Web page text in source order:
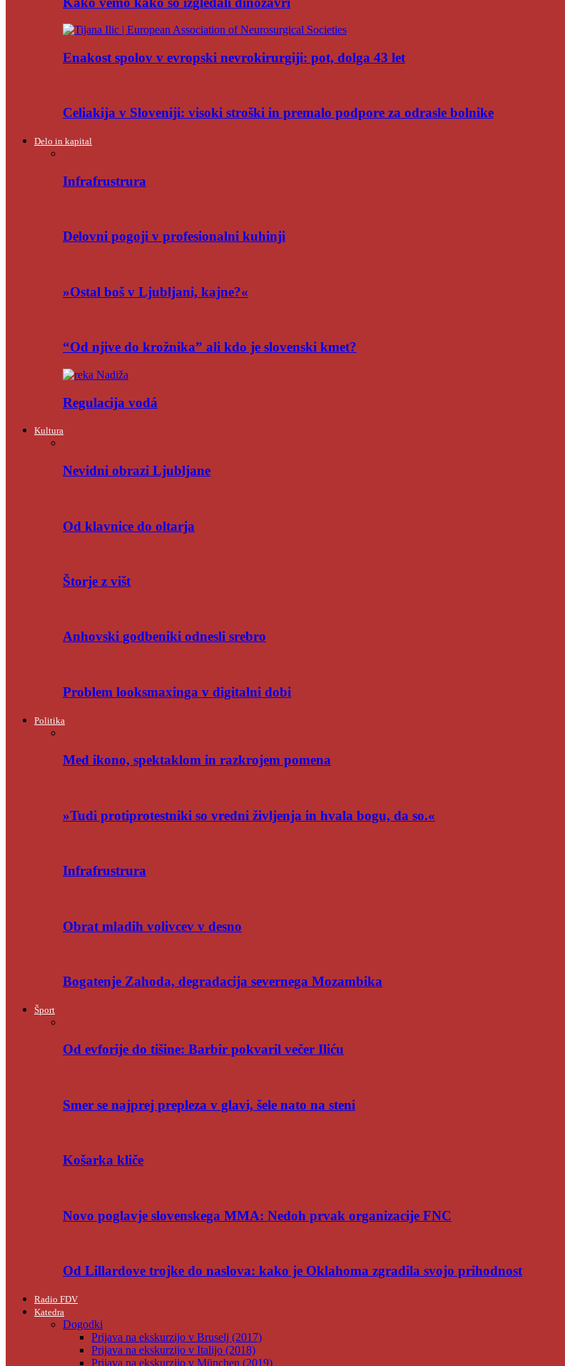
Enakost spolov v evropski nevrokirurgiji: pot, dolga 43 let
Celiakija v Sloveniji: visoki stroški in premalo podpore za odrasle bolnike
Delo in kapital
Infrafrustrura
Delovni pogoji v profesionalni kuhinji
»Ostal boš v Ljubljani, kajne?«
“Od njive do krožnika” ali kdo je slovenski kmet?
Regulacija vodá
Kultura
Nevidni obrazi Ljubljane
Od klavnice do oltarja
Štorje z višt
Anhovski godbeniki odnesli srebro
Problem looksmaxinga v digitalni dobi
Politika
Med ikono, spektaklom in razkrojem pomena
»Tudi protiprotestniki so vredni življenja in hvala bogu, da so.«
Infrafrustrura
Obrat mladih volivcev v desno
Bogatenje Zahoda, degradacija severnega Mozambika
Šport
Od evforije do tišine: Barbir pokvaril večer Iliću
Smer se najprej prepleza v glavi, šele nato na steni
Košarka kliče
Novo poglavje slovenskega MMA: Nedoh prvak organizacije FNC
Od Lillardove trojke do naslova: kako je Oklahoma zgradila svojo prihodnost
Radio FDV
Katedra
Dogodki
Prijava na ekskurzijo v Bruselj (2017)
Prijava na ekskurzijo v Italijo (2018)
Prijava na ekskurzijo v München (2019)